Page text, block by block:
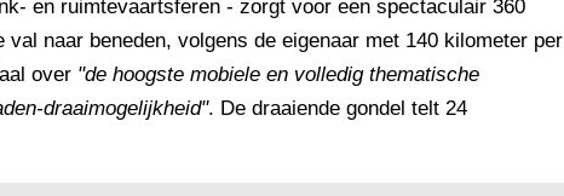
en ruimtevaartsferen - zorgt voor een spectaculair 360
naar beneden, volgens de eigenaar met 140 kilometer per
over "de hoogste mobiele en volledig thematische
draaimogelijkheid". De draaiende gondel telt 24